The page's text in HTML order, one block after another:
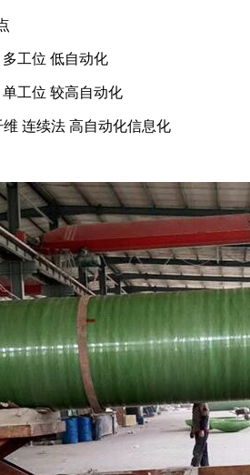
工位 低自动化
工位 较高自动化
连续法 高自动化信息化